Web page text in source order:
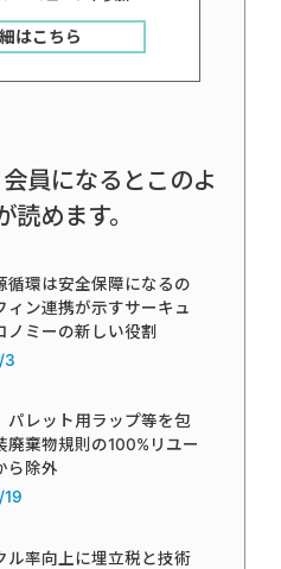
はこちら
会員になるとこのよ
読めます。
循環は安全保障になるの
ィン連携が示すサーキュ
ノミーの新しい役割
3
パレット用ラップ等を包
廃棄物規則の100%リユー
ら除外
ル率向上に埋立税と技術